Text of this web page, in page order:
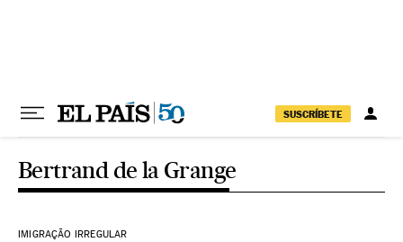
SUSCRÍBETE
Bertrand de la Grange
IMIGRAÇÃO IRREGULAR